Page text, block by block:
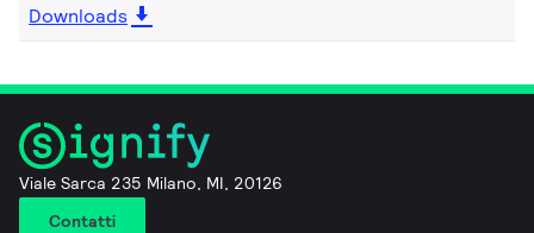
Downloads
Viale Sarca 235 Milano, MI, 20126
Contatti